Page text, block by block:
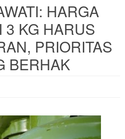
HARGA
3 KG HARUS
PRIORITAS
BERHAK